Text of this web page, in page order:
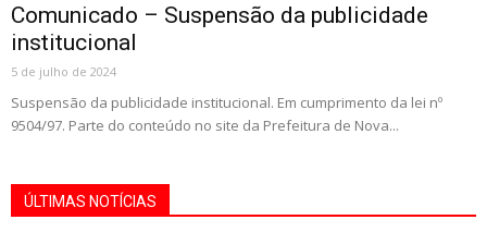
Comunicado – Suspensão da publicidade
institucional
5 de julho de 2024
Suspensão da publicidade institucional. Em cumprimento da lei nº
9504/97. Parte do conteúdo no site da Prefeitura de Nova...
ÚLTIMAS NOTÍCIAS